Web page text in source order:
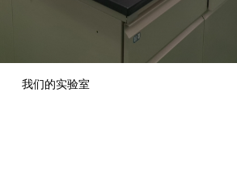
我们的实验室